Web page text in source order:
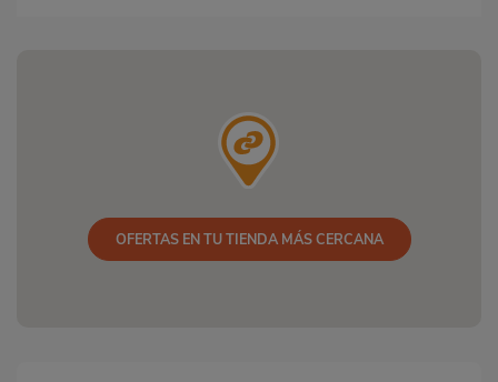
OFERTAS EN TU TIENDA MÁS CERCANA